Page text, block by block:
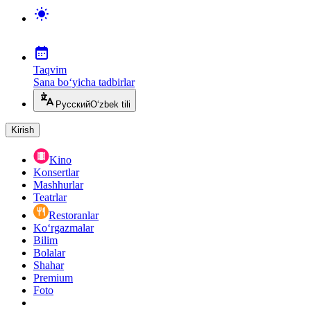
Taqvim
Sana bo‘yicha tadbirlar
РусскийO‘zbek tili
Kirish
Kino
Konsertlar
Mashhurlar
Teatrlar
Restoranlar
Ko‘rgazmalar
Bilim
Bolalar
Shahar
Premium
Foto